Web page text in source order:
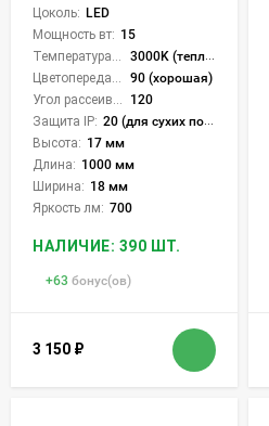
Цоколь: LED
Мощность вт: 15
3000K (теплый)
90 (хорошая)
120
Защита IP: 20 (для сухих пом.)
Высота: 17 мм
Длина: 1000 мм
Ширина: 18 мм
Яркость лм: 700
НАЛИЧИЕ: 390 ШТ.
+63 бонус(ов)
3 150 ₽